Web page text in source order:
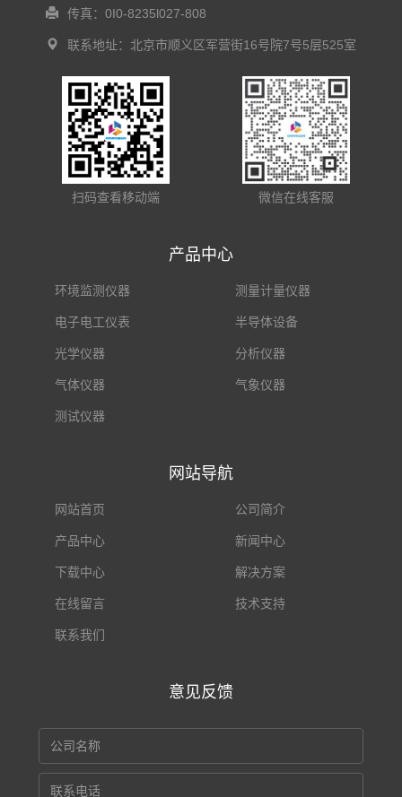
传真：0I0-8235l027-808
联系地址：北京市顺义区军营街16号院7号5层525室
扫码查看移动端 微信在线客服
产品中心
环境监测仪器 测量计量仪器
电子电工仪表 半导体设备
光学仪器 分析仪器
气体仪器 气象仪器
测试仪器
网站导航
网站首页 公司简介
产品中心 新闻中心
下载中心 解决方案
在线留言 技术支持
联系我们
意见反馈